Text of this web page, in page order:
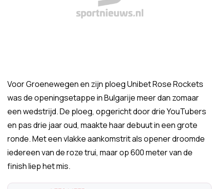
Voor Groenewegen en zijn ploeg Unibet Rose Rockets
was de openingsetappe in Bulgarije meer dan zomaar
een wedstrijd. De ploeg, opgericht door drie YouTubers
en pas drie jaar oud, maakte haar debuut in een grote
ronde. Met een vlakke aankomstrit als opener droomde
iedereen van de roze trui, maar op 600 meter van de
finish liep het mis.